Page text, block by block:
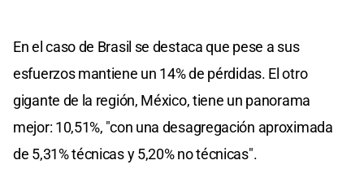
En el caso de Brasil se destaca que pese a sus
esfuerzos mantiene un 14% de pérdidas. El otro
gigante de la región, México, tiene un panorama
mejor: 10,51%, "con una desagregación aproximada
de 5,31% técnicas y 5,20% no técnicas".